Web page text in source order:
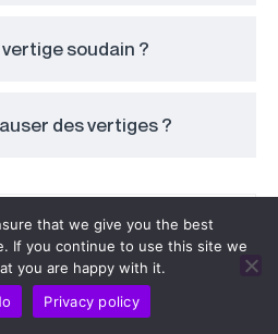
soudain ?
des vertiges ?
that we give you the best
If you continue to use this site we
you are happy with it.
Privacy policy